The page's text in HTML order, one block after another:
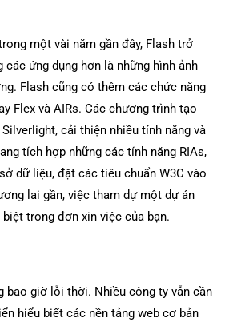
một vài năm gần đây, Flash trở
các ứng dụng hơn là những hình ảnh
Flash cũng có thêm các chức năng
Flex và AIRs. Các chương trình tạo
cải thiện nhiều tính năng và
tích hợp những các tính năng RIAs,
dữ liệu, đặt các tiêu chuẩn W3C vào
lai gần, việc tham dự một dự án
trong đơn xin việc của bạn.
bao giờ lỗi thời. Nhiều công ty vẫn cần
hiểu biết các nền tảng web cơ bản